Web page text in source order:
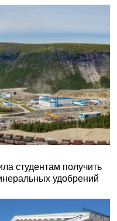
студентам получить
удобрений